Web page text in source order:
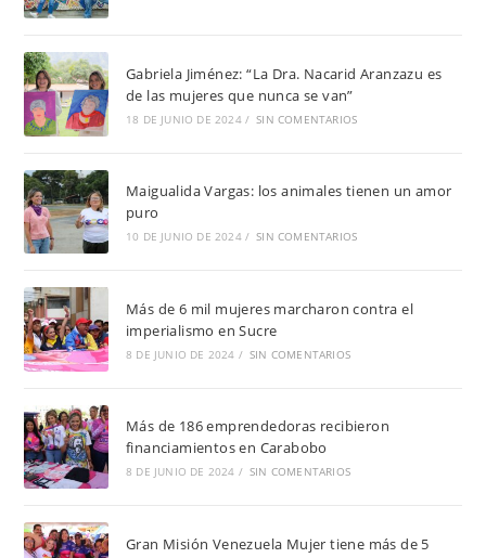
Gabriela Jiménez: “La Dra. Nacarid Aranzazu es
de las mujeres que nunca se van”
18 DE JUNIO DE 2024 / SIN COMENTARIOS
Maigualida Vargas: los animales tienen un amor
puro
10 DE JUNIO DE 2024 / SIN COMENTARIOS
Más de 6 mil mujeres marcharon contra el
imperialismo en Sucre
8 DE JUNIO DE 2024 / SIN COMENTARIOS
Más de 186 emprendedoras recibieron
financiamientos en Carabobo
8 DE JUNIO DE 2024 / SIN COMENTARIOS
Gran Misión Venezuela Mujer tiene más de 5